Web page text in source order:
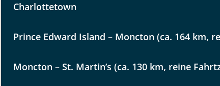
Charlottetown
Prince Edward Island – Moncton (ca. 164 km,
Moncton – St. Martin’s (ca. 130 km, reine